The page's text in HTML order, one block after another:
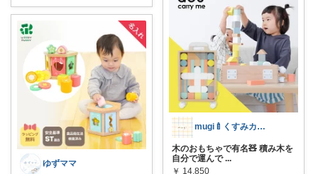
ゆずママ
mugi🍼くすみカラー×ベビー👶🏻
木のおもちゃで有名🧸 積み木を
自分で運んで ...
￥ 14,850